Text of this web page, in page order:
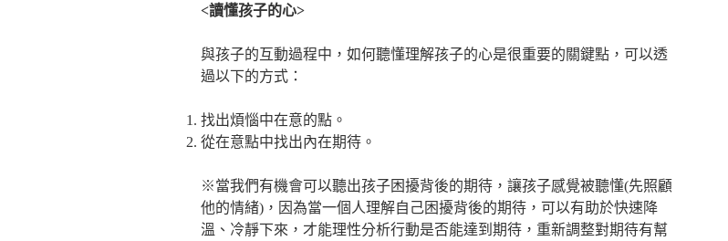
<讀懂孩子的心>
與孩子的互動過程中，如何聽懂理解孩子的心是很重要的關鍵點，可以透
過以下的方式：
找出煩惱中在意的點。
從在意點中找出內在期待。
※當我們有機會可以聽出孩子困擾背後的期待，讓孩子感覺被聽懂(先照顧
他的情緒)，因為當一個人理解自己困擾背後的期待，可以有助於快速降
溫、冷靜下來，才能理性分析行動是否能達到期待，重新調整對期待有幫